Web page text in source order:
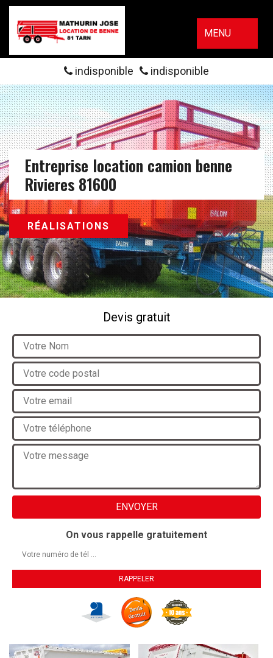
MENU
indisponible indisponible
Entreprise location camion benne
Rivieres 81600
RÉALISATIONS
Devis gratuit
On vous rappelle gratuitement